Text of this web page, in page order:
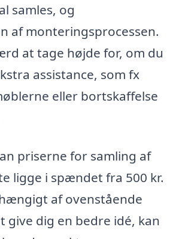
samles, og
af monteringsprocessen.
at tage højde for, om du
assistance, som fx
eller bortskaffelse
priserne for samling af
ligge i spændet fra 500 kr.
af ovenstående
give dig en bedre idé, kan